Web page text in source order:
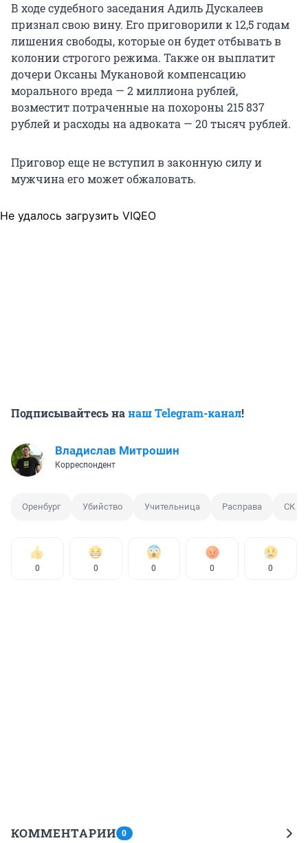
В ходе судебного заседания Адиль Дускалеев
признал свою вину. Его приговорили к 12,5 годам
лишения свободы, которые он будет отбывать в
колонии строгого режима. Также он выплатит
дочери Оксаны Мукановой компенсацию
морального вреда — 2 миллиона рублей,
возместит потраченные на похороны 215 837
рублей и расходы на адвоката — 20 тысяч рублей.
Приговор еще не вступил в законную силу и
мужчина его может обжаловать.
Не удалось загрузить VIQEO
Подписывайтесь нанаш Telegram-канал!
Владислав Митрошин
Корреспондент
Оренбург Убийство Учительница Расправа СК
0 0 0 0 0
КОММЕНТАРИИ 0